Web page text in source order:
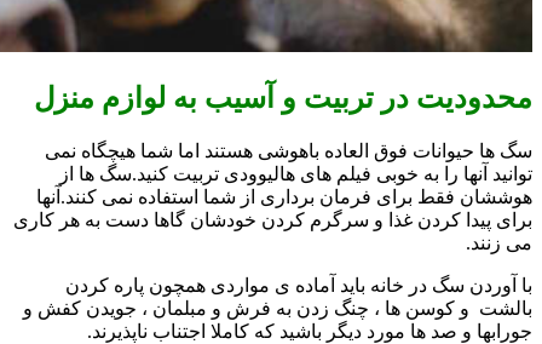
محدودیت در تربیت و آسیب به لوازم منزل
سگ ها حیوانات فوق العاده باهوشی هستند اما شما هیچگاه نمی
توانید آنها را به خوبی فیلم های هالیوودی تربیت کنید.سگ ها از
هوششان فقط برای فرمان برداری از شما استفاده نمی کنند.آنها
برای پیدا کردن غذا و سرگرم کردن خودشان گاها دست به هر کاری
می زنند.
با آوردن سگ در خانه باید آماده ی مواردی همچون پاره کردن
بالشت و کوسن ها ، چنگ زدن به فرش و مبلمان ، جویدن کفش و
جورابها و صد ها مورد دیگر باشید که کاملا اجتناب ناپذیرند.